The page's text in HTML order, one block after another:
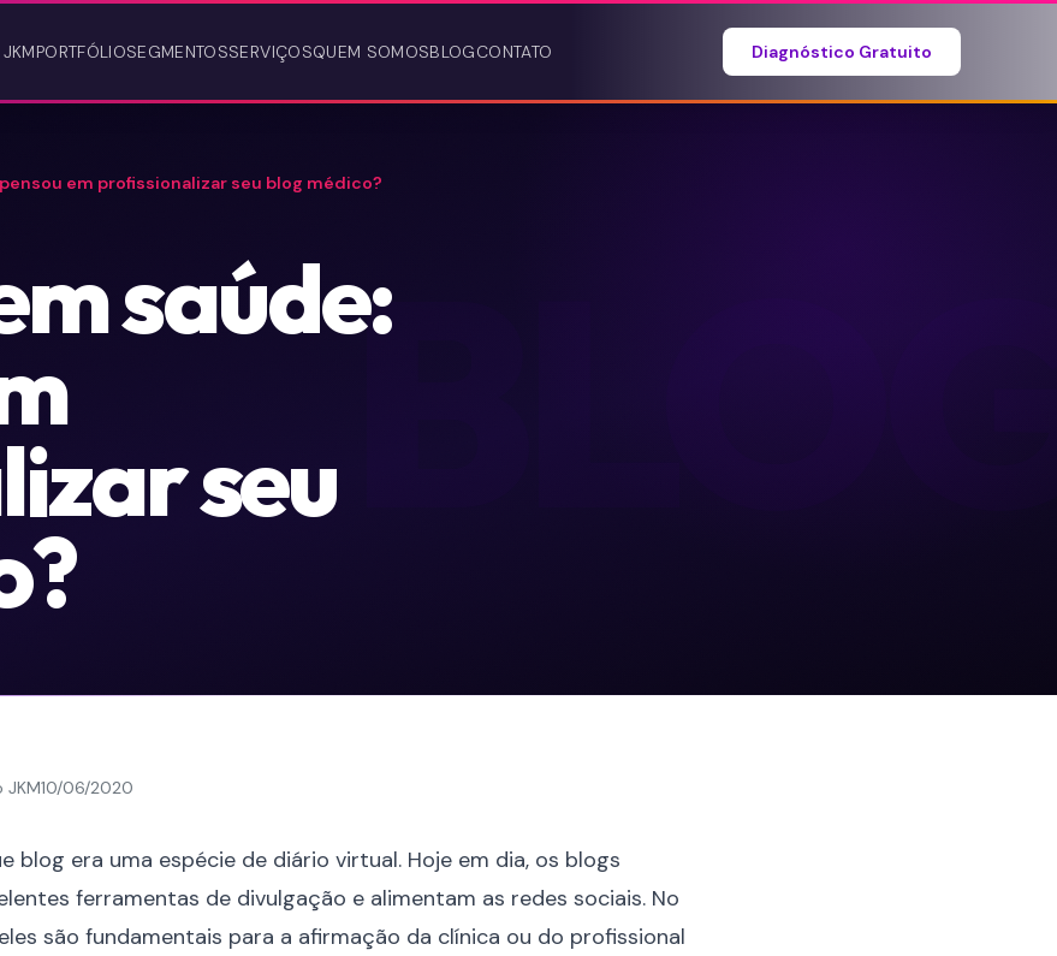
PORTFÓLIOSEGMENTOSSERVIÇOSQUEM SOMOSBLOGCONTATO Diagnóstico Gratuito
em profissionalizar seu blog médico?
saúde:
seu
JKM10/06/2020
blog era uma espécie de diário virtual. Hoje em dia, os blogs
ferramentas de divulgação e alimentam as redes sociais. No
são fundamentais para a afirmação da clínica ou do profissional